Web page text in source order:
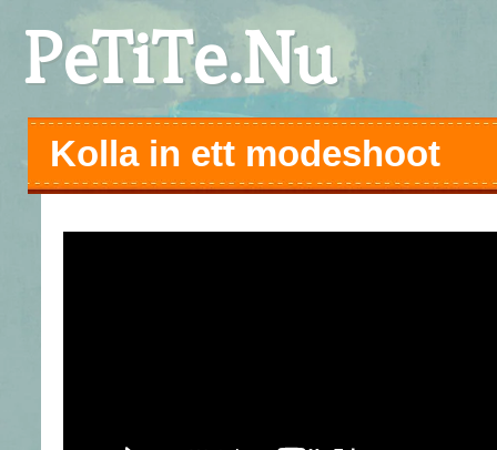
PeTiTe.Nu
Kolla in ett modeshoot